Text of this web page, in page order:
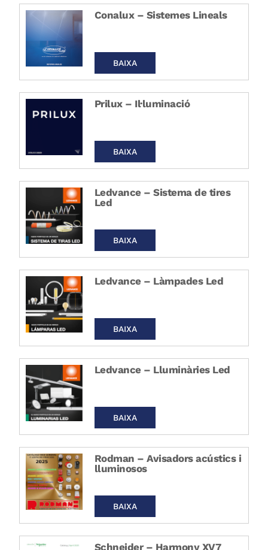
Conalux – Sistemes Lineals
BAIXA
Prilux – Il·luminació
BAIXA
Ledvance – Sistema de tires
Led
BAIXA
Ledvance – Làmpades Led
BAIXA
Ledvance – Lluminàries Led
BAIXA
Rodman – Avisadors acústics i
lluminosos
BAIXA
Schneider – Harmony XV7